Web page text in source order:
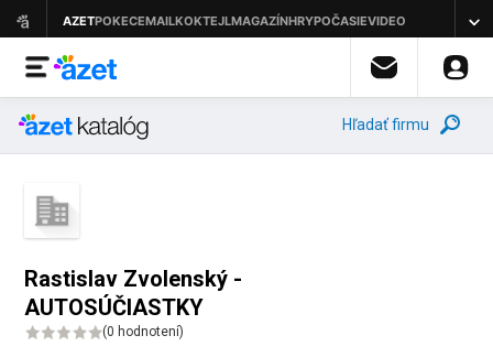
Hľadať firmu
Rastislav Zvolenský -
AUTOSÚČIASTKY
(0 hodnotení)